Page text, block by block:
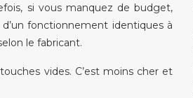
si vous manquez de budget,
fonctionnement identiques à
le fabricant.
vides. C’est moins cher et